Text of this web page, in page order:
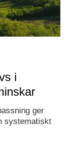
i
ger
systematiskt